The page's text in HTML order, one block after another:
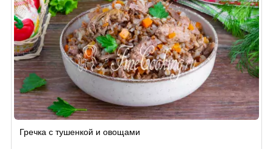
Гречка с тушенкой и овощами